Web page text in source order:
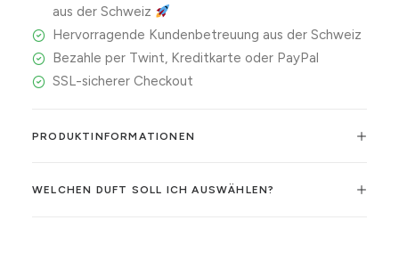
aus der Schweiz
Hervorragende Kundenbetreuung aus der Schweiz
Bezahle per Twint, Kreditkarte oder PayPal
SSL-sicherer Checkout
PRODUKTINFORMATIONEN
WELCHEN DUFT SOLL ICH AUSWÄHLEN?